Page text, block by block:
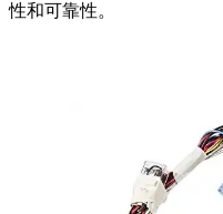
性和可靠性。